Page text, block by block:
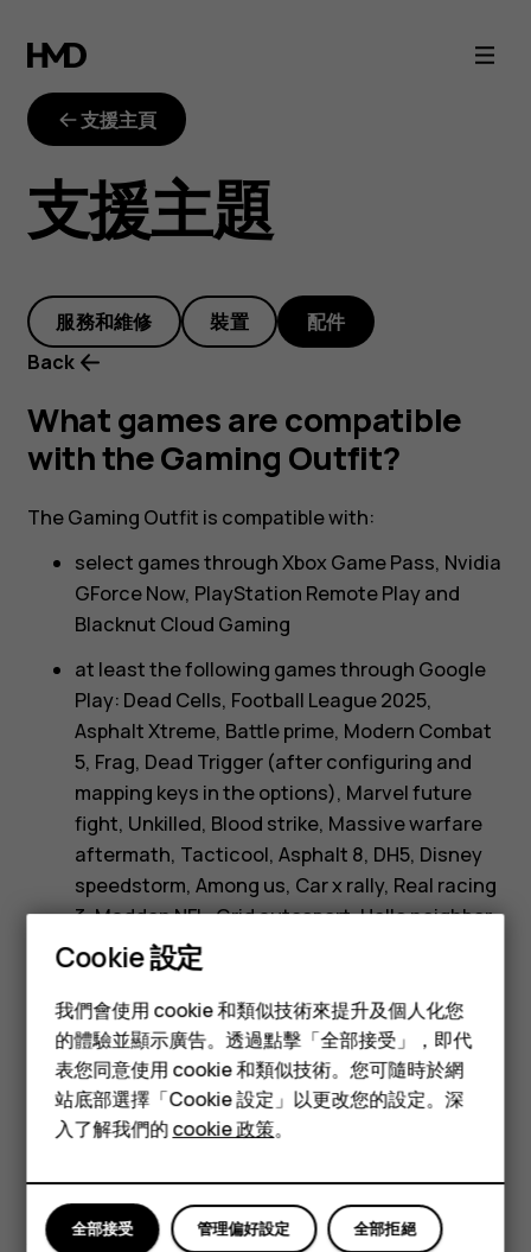
What
games
are
compatible
with
the
Gaming
Outfit?
智慧型手機
功能型手機
配件
平板電腦
支援主頁
支援主題
服務和維修 裝置
配件
Back
What games are compatible
with the Gaming Outfit?
The Gaming Outfit is compatible with:
select games through Xbox Game Pass, Nvidia
GForce Now, PlayStation Remote Play and
Blacknut Cloud Gaming
at least the following games through Google
Play: Dead Cells, Football League 2025,
Asphalt Xtreme, Battle prime, Modern Combat
5, Frag, Dead Trigger (after configuring and
mapping keys in the options), Marvel future
fight, Unkilled, Blood strike, Massive warfare
aftermath, Tacticool, Asphalt 8, DH5, Disney
speedstorm, Among us, Car x rally, Real racing
3, Madden NFL, Grid autosport, Hello neighbor,
Diablo immortal, Sky, Lego Ninjago Shadow of
Ronin, Football League 2025, Torchlight
infinite, Nexomon Extinction, Tower of
Fantasy, Lego StarWars: the force awaken and
Stumble guys
您認為這有幫助嗎？
Cookie 設定
我們會使用 cookie 和類似技術來提升及個人化您
的體驗並顯示廣告。透過點擊「全部接受」，即代
表您同意使用 cookie 和類似技術。您可隨時於網
站底部選擇「Cookie 設定」以更改您的設定。深
入了解我們的cookie 政策。
全部拒絕
管理偏好設定
全部接受